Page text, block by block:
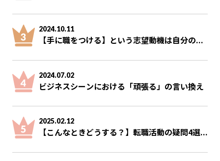
2024.10.11
【手に職をつける】という志望動機は自分の...
2024.07.02
ビジネスシーンにおける「頑張る」の言い換え
2025.02.12
【こんなときどうする？】転職活動の疑問4選...